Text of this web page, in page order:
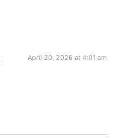
April 20, 2026 at 4:01 am